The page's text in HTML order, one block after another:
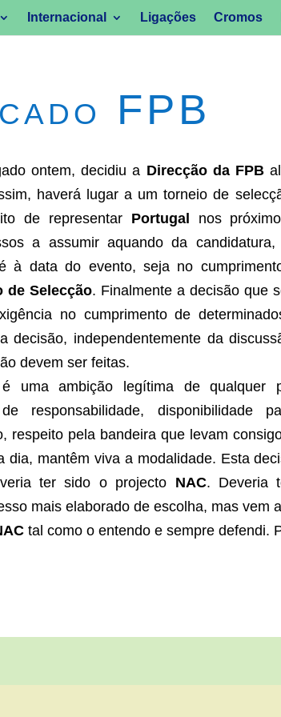
Internacional Ligações Cromos
FPB
ontem, decidiu a Direcção da FPB
haverá lugar a um torneio de
de representar Portugal nos
a assumir aquando da
à data do evento, seja no
de Selecção. Finalmente a decisão que
no cumprimento de
decisão, independentemente da
devem ser feitas.
é uma ambição legítima de qualquer
responsabilidade, disponibilidade
respeito pela bandeira que levam
dia, mantêm viva a modalidade. Esta
ter sido o projecto NAC. Deveria
mais elaborado de escolha, mas vem
tal como o entendo e sempre defendi.